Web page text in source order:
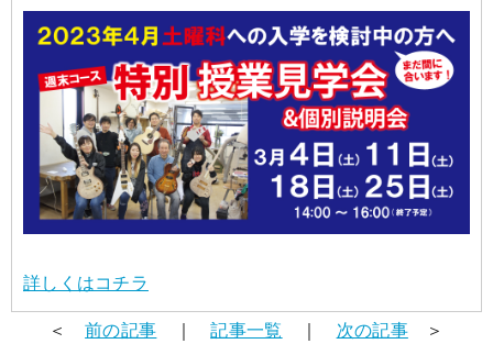
学費サポート 短期大学併修制度
よくある質問
就職進路指導 就職実績 卒業生紹介
スペシャル
イベント 学生作品 来校アーティスト
アーティストメッセージ 講師の腕自慢
コラム GCAの人気動画紹介
各校紹介
東京校
大阪校
オープンキャンパス 資料請求
お問い合わせ
詳しくはコチラ
＜前の記事 ｜記事一覧 ｜ 次の記事＞